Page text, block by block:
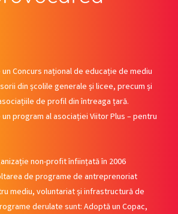
Concurs național de educație de mediu
din școlile generale și licee, precum și
de profil din întreaga țară.
program al asociației Viitor Plus – pentru
non-profit înființată în 2006
de programe de antreprenoriat
mediu, voluntariat și infrastructură de
derulate sunt: Adoptă un Copac,